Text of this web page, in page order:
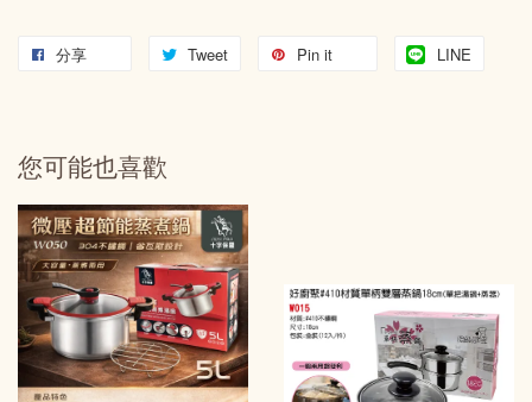
分享 Tweet Pin it LINE
您可能也喜歡